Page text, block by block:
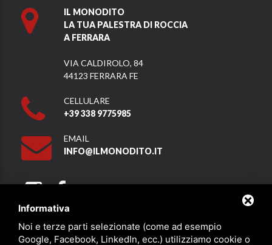
IL MONODITO
LA TUA PALESTRA DI ROCCIA
A FERRARA
VIA CALDIROLO, 84
44123 FERRARA FE
CELLULARE
+39 338 9775985
EMAIL
INFO@ILMONODITO.IT
Partner
Informativa
Noi e terze parti selezionate (come ad esempio
Google, Facebook, LinkedIn, ecc.) utilizziamo cookie o